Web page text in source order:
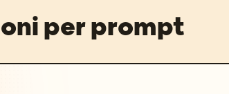
per prompt